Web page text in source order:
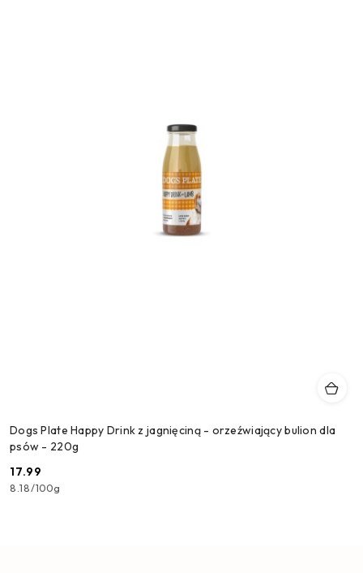
Dogs Plate Happy Drink z jagnięciną - orzeźwiający bulion dla
psów - 220g
Cena:
17.99
8.18/100g